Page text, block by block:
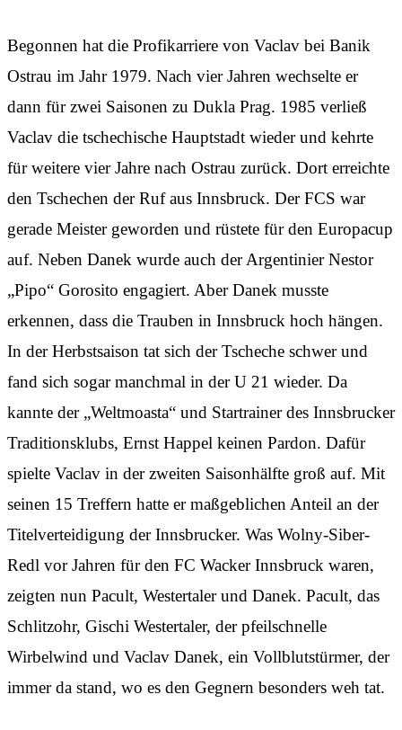
Begonnen hat die Profikarriere von Vaclav bei Banik
Ostrau im Jahr 1979. Nach vier Jahren wechselte er
dann für zwei Saisonen zu Dukla Prag. 1985 verließ
Vaclav die tschechische Hauptstadt wieder und kehrte
für weitere vier Jahre nach Ostrau zurück. Dort erreichte
den Tschechen der Ruf aus Innsbruck. Der FCS war
gerade Meister geworden und rüstete für den Europacup
auf. Neben Danek wurde auch der Argentinier Nestor
„Pipo“ Gorosito engagiert. Aber Danek musste
erkennen, dass die Trauben in Innsbruck hoch hängen.
In der Herbstsaison tat sich der Tscheche schwer und
fand sich sogar manchmal in der U 21 wieder. Da
kannte der „Weltmoasta“ und Startrainer des Innsbrucker
Traditionsklubs, Ernst Happel keinen Pardon. Dafür
spielte Vaclav in der zweiten Saisonhälfte groß auf. Mit
seinen 15 Treffern hatte er maßgeblichen Anteil an der
Titelverteidigung der Innsbrucker. Was Wolny-Siber-
Redl vor Jahren für den FC Wacker Innsbruck waren,
zeigten nun Pacult, Westertaler und Danek. Pacult, das
Schlitzohr, Gischi Westertaler, der pfeilschnelle
Wirbelwind und Vaclav Danek, ein Vollblutstürmer, der
immer da stand, wo es den Gegnern besonders weh tat.